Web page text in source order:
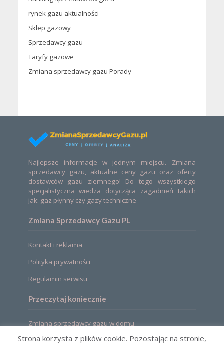
rynek gazu aktualności
Sklep gazowy
Sprzedawcy gazu
Taryfy gazowe
Zmiana sprzedawcy gazu Porady
Najlepsze informacje w jednym miejscu. Zmiana
sprzedawcy gazu, aktualne ceny gazu oraz oferty
dostawców gazu ziemnego! Do tego wszystkiego
specjalistyczna wiedza dotycząca zagadnień takich
jak: gaz płynny czy gazy techniczne
Zmiana Sprzedawcy Gazu PL
Kontakt i reklama
Polityka prywatności
Regulamin serwisu
Przeczytaj koniecznie
Zmiana sprzedawcy gazu w domu
Strona korzysta z plików cookie. Pozostając na stronie,